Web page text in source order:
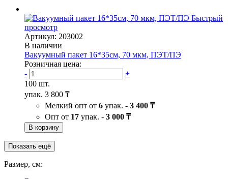
Быстрый
просмотр
Артикул: 203002
В наличии
Вакуумный пакет 16*35см, 70 мкм, ПЭТ/ПЭ
Розничная цена:
-
+
100 шт.
упак. 3 800 ₸
Мелкий опт от 6 упак. - 3 400 ₸
Опт от 17 упак. - 3 000 ₸
В корзину
Показать ещё
Размер, см: